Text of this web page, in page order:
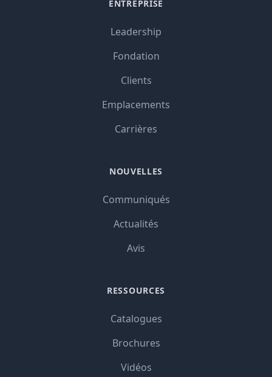
ENTREPRISE
Leadership
Fondation
Clients
Emplacements
Carrières
NOUVELLES
Communiqués
Actualités
Avis
RESSOURCES
Catalogues
Brochures
Vidéos